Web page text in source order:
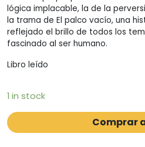
lógica implacable, la de la
la trama de El palco vacío, una
reflejado el brillo de todos los
fascinado al ser humano.
Libro leído
1 in stock
Comprar